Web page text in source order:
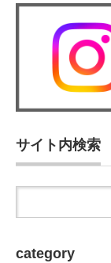
サイト内検索
category